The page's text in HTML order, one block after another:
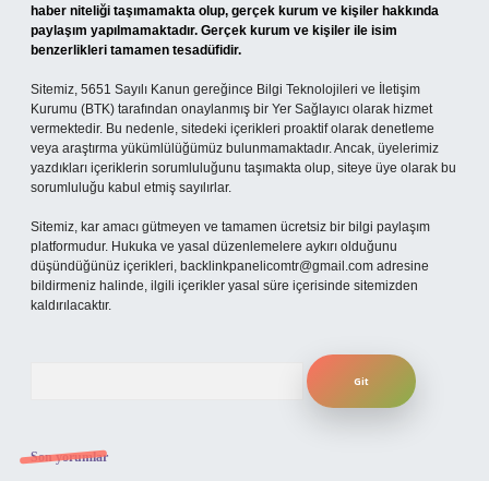
haber niteliği taşımamakta olup, gerçek kurum ve kişiler hakkında
paylaşım yapılmamaktadır. Gerçek kurum ve kişiler ile isim
benzerlikleri tamamen tesadüfidir.
Sitemiz, 5651 Sayılı Kanun gereğince Bilgi Teknolojileri ve İletişim
Kurumu (BTK) tarafından onaylanmış bir Yer Sağlayıcı olarak hizmet
vermektedir. Bu nedenle, sitedeki içerikleri proaktif olarak denetleme
veya araştırma yükümlülüğümüz bulunmamaktadır. Ancak, üyelerimiz
yazdıkları içeriklerin sorumluluğunu taşımakta olup, siteye üye olarak bu
sorumluluğu kabul etmiş sayılırlar.
Sitemiz, kar amacı gütmeyen ve tamamen ücretsiz bir bilgi paylaşım
platformudur. Hukuka ve yasal düzenlemelere aykırı olduğunu
düşündüğünüz içerikleri, backlinkpanelicomtr@gmail.com adresine
bildirmeniz halinde, ilgili içerikler yasal süre içerisinde sitemizden
kaldırılacaktır.
Son yorumlar